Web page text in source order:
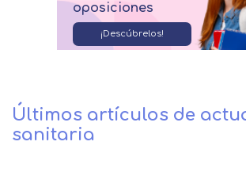
oposiciones
¡Descúbrelos!
Últimos artículos de
sanitaria